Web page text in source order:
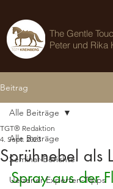
The Gentle
Peter und Rika
Beitrag
Alle Beiträge
Seminar-Berichte
Uelzener Experten-Tipps
Alle Beiträge
Sprühnebel als
TGT® Redaktion
4. Sept. 2023
Spray aus der